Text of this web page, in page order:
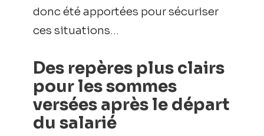
donc été apportées pour sécuriser
ces situations…
Des repères plus clairs
pour les sommes
versées après le départ
du salarié